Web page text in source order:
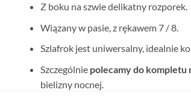
Z boku na szwie delikatny rozporek.
Wiązany w pasie, z rękawem 7 / 8.
Szlafrok jest uniwersalny, idealnie
Szczególnie polecamy do kompletu
bielizny nocnej.